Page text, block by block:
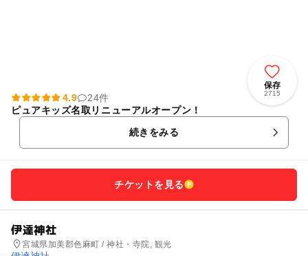
保存
2715
4.9
24件
ピュアキッズ名取リニューアルオープン！
続きをみる
チケットを見る
伊達神社
宮城県加美郡色麻町 / 神社・寺院, 観光